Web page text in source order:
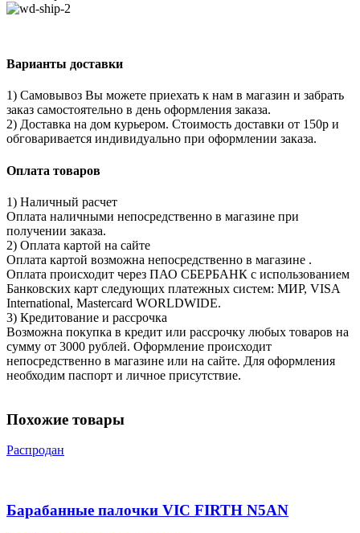
Варианты доставки
1) Самовывоз Вы можете приехать к нам в магазин и забрать
заказ самостоятельно в день оформления заказа.
2) Доставка на дом курьером. Стоимость доставки от 150р и
обговаривается индивидуально при оформлении заказа.
Оплата товаров
1) Наличный расчет
Оплата наличными непосредственно в магазине при
получении заказа.
2) Оплата картой на сайте
Оплата картой возможна непосредственно в магазине .
Оплата происходит через ПАО СБЕРБАНК с использованием
Банковских карт следующих платежных систем: МИР, VISA
International, Mastercard WORLDWIDE.
3) Кредитование и рассрочка
Возможна покупка в кредит или рассрочку любых товаров на
сумму от 3000 рублей. Оформление происходит
непосредственно в магазине или на сайте. Для оформления
необходим паспорт и личное присутствие.
Похожие товары
Распродан
Барабанные палочки VIC FIRTH N5AN